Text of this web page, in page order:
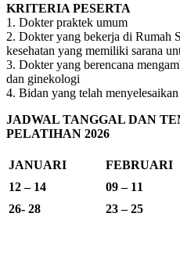
KRITERIA PESERTA
1. Dokter praktek umum
2. Dokter yang bekerja di Rumah
kesehatan yang memiliki sarana
3. Dokter yang berencana
dan ginekologi
4. Bidan yang telah
JADWAL TANGGAL DAN
PELATIHAN 2026
JANUARI FEBRUARI
12 – 14
09 – 11
26- 28
23 – 25